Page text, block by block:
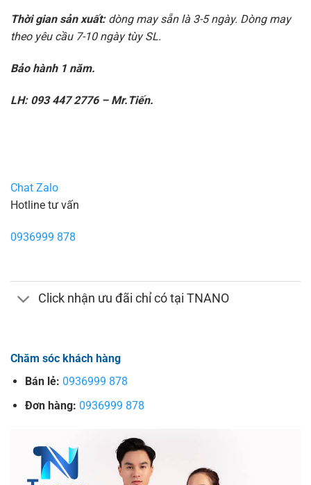
Thời gian sản xuất:dòng may sẵn là 3-5 ngày. Dòng may
theo yêu cầu 7-10 ngày tùy SL.
Bảo hành 1 năm.
LH: 093 447 2776 – Mr.Tiến.
Chat Zalo
Hotline tư vấn
0936999 878
Click nhận ưu đãi chỉ có tại TNANO
Chăm sóc khách hàng
Bán lẻ: 0936999 878
Đơn hàng: 0936999 878